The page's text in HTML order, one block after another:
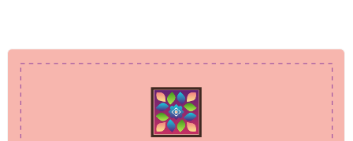
REFUND POLICY
© 2025 Marinika
All rights reserved